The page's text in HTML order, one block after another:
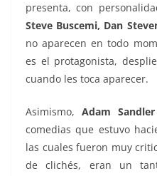
presenta, con
Steve Buscemi, Dan
no aparecen en todo
es el protagonista,
cuando les toca aparecer.
Asimismo,Adam Sandler
comedias que estuvo
las cuales fueron muy
de clichés, eran un